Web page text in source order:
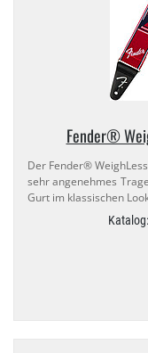
Fender®
Der Fender®
sehr angenehmes
Gurt im klassischen
Katalog: